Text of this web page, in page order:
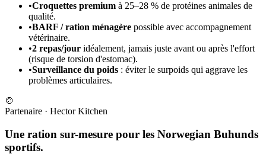
•Croquettes premium à 25–28 % de protéines animales de
qualité.
•BARF / ration ménagère possible avec accompagnement
vétérinaire.
•2 repas/jour idéalement, jamais juste avant ou après l'effort
(risque de torsion d'estomac).
•Surveillance du poids : éviter le surpoids qui aggrave les
problèmes articulaires.
🍲
Partenaire · Hector Kitchen
Une ration sur-mesure pour les Norwegian Buhunds
sportifs.